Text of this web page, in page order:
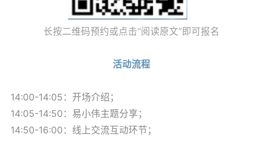
长按二维码预约或点击“阅读原文”即可报名
活动流程
14:00-14:05：开场介绍；
14:05-14:50：易小伟主题分享；
14:50-16:00：线上交流互动环节；